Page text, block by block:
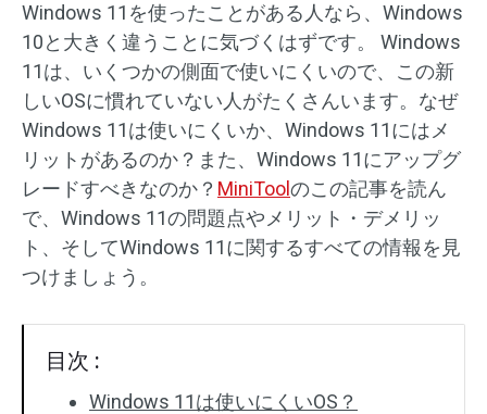
Windows 11を使ったことがある人なら、Windows
10と大きく違うことに気づくはずです。 Windows
11は、いくつかの側面で使いにくいので、この新
しいOSに慣れていない人がたくさんいます。なぜ
Windows 11は使いにくいか、Windows 11にはメ
リットがあるのか？また、Windows 11にアップグ
レードすべきなのか？ MiniToolのこの記事を読ん
で、Windows 11の問題点やメリット・デメリッ
ト、そしてWindows 11に関するすべての情報を見
つけましょう。
目次 :
Windows 11は使いにくいOS？